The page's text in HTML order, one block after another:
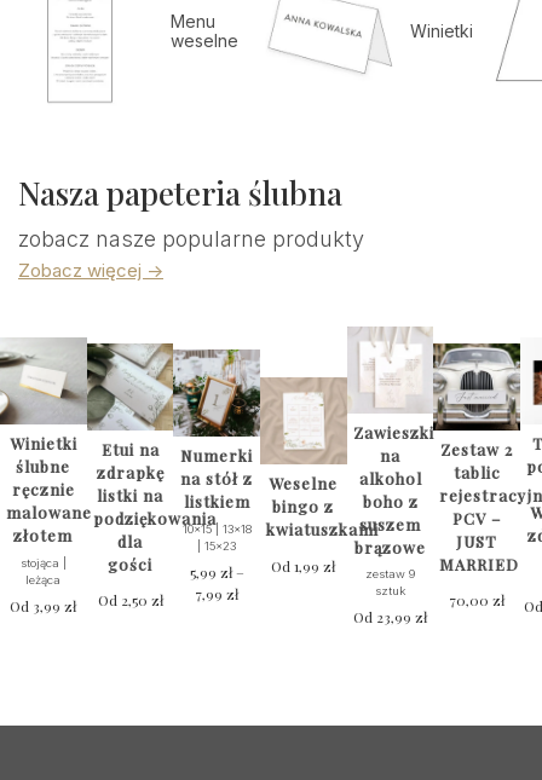
Menu
weselne
Winietki
Nasza papeteria ślubna
zobacz nasze popularne produkty
Zobacz więcej ->
Winietki
ślubne
ręcznie
malowane
złotem
stojąca |
leżąca
Od 3,99zł
Etui na
zdrapkę
listki na
podziękowania
dla
gości
Od 2,50 zł
Numerki
na stół z
listkiem
10x15 | 13x18
| 15x23
5,99 zł –
7,99złZakres
wariantów.
Weselne
bingo z
kwiatuszkami
Od1,99zł
Zawieszki
na
alkohol
boho z
suszem
brązowe
zestaw 9
sztuk
Od 23,99zł
Zestaw 2
tablic
PCV –
JUST
MARRIED
70,00zł